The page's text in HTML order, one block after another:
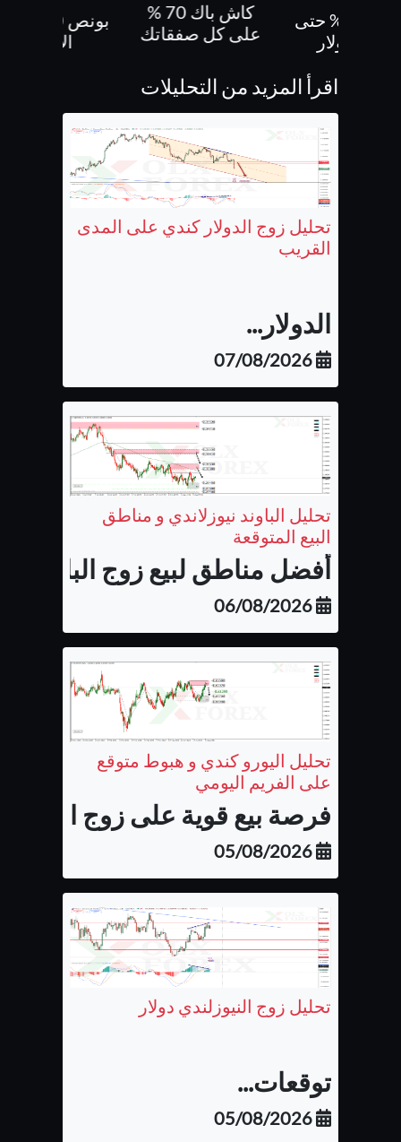
بونص 30% حتى
كاش باك 70 %
على كل صفقاتك
الايداع
اقرأ المزيد من التحليلات
تحليل زوج الدولار كندي على المدى
القريب
الدولار...
07/08/2026
تحليل الباوند نيوزلاندي و مناطق
البيع المتوقعة
أفضل مناطق لبيع زوج الباوند
06/08/2026
تحليل اليورو كندي و هبوط متوقع
على الفريم اليومي
فرصة بيع قوية على زوج اليورو
05/08/2026
تحليل زوج النيوزلندي دولار
توقعات...
05/08/2026